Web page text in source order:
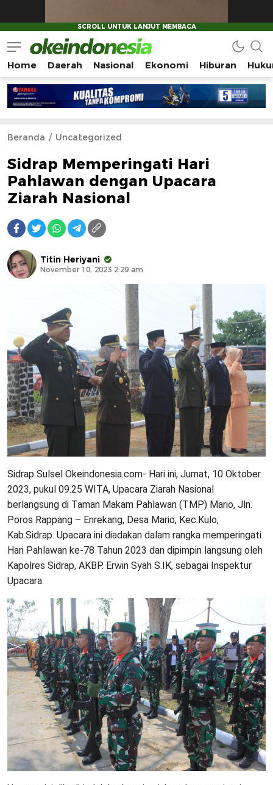
Okeindonesia.Online
Mengonlinekan Indonesia Secara Utuh
Home Daerah Nasional Ekonomi Hiburan
Beranda Uncategorized
Sidrap Memperingati Hari
Pahlawan dengan Upacara
Ziarah Nasional
Titin Heriyani
November 10, 2023 2:29 am
Sidrap Sulsel Okeindonesia.com- Hari ini, Jumat, 10 Oktober
2023, pukul 09.25 WITA, Upacara Ziarah Nasional
berlangsung di Taman Makam Pahlawan (TMP) Mario, Jln.
Poros Rappang – Enrekang, Desa Mario, Kec.Kulo,
Kab.Sidrap. Upacara ini diadakan dalam rangka memperingati
Hari Pahlawan ke-78 Tahun 2023 dan dipimpin langsung oleh
Kapolres Sidrap, AKBP. Erwin Syah S.IK, sebagai Inspektur
Upacara.